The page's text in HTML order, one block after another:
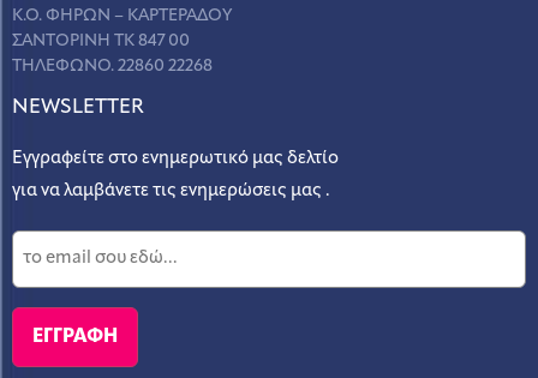
Κ.Ο. ΦΗΡΩΝ – ΚΑΡΤΕΡΑΔΟΥ
ΣΑΝΤΟΡΙΝΗ ΤΚ 847 00
ΤΗΛΕΦΩΝΟ. 22860 22268
NEWSLETTER
Εγγραφείτε στο ενημερωτικό μας δελτίο
για να λαμβάνετε τις ενημερώσεις μας .